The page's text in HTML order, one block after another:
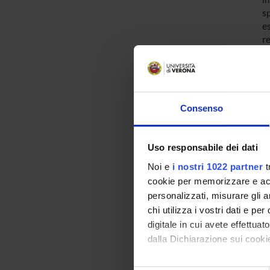
Consenso
Uso responsabile dei dati
Noi e i nostri 1022 partner
cookie per memorizzare e
personalizzati, misurare gli
chi utilizza i vostri dati e per
digitale in cui avete
dalla Dichiarazione sui
Con il tuo consenso,